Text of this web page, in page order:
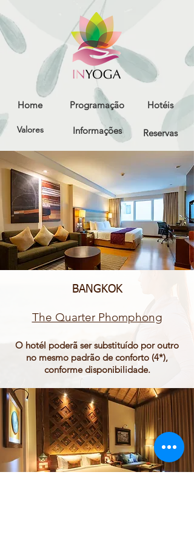
Home
Valores
Programação Hotéis
Informações Reservas
BANGKOK
The Quarter Phomphong
O hotél poderã ser substituído por outro
no mesmo padrão de conforto (4*),
conforme disponibilidade.